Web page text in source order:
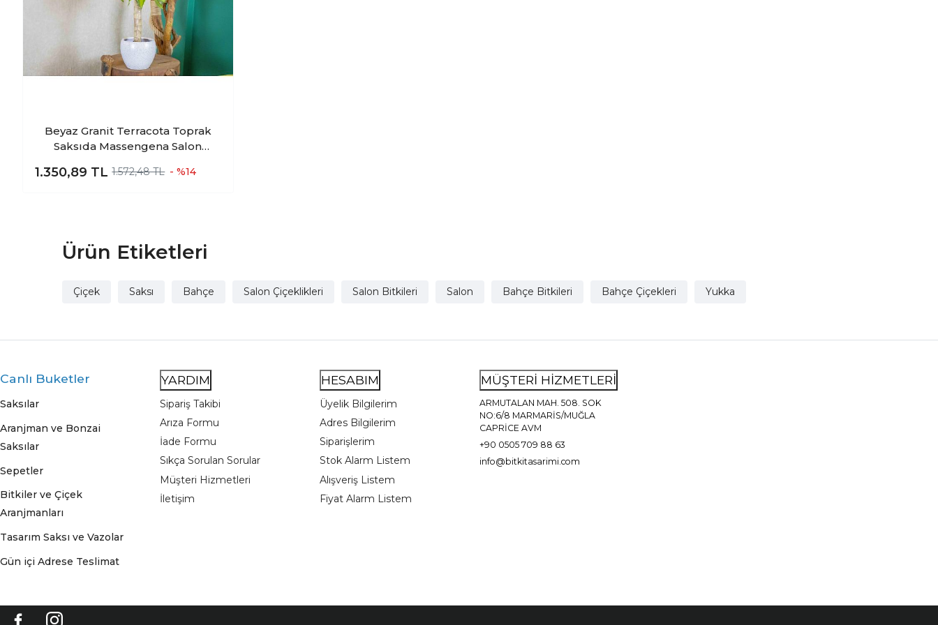
Beyaz Granit Terracota Toprak
Saksıda Massengena Salon
1.350,89 TL 1.572,48 TL - %14
Ürün Etiketleri
Çiçek Saksı Bahçe Salon Çiçeklikleri Salon Bitkileri Salon Bahçe Bitkileri Bahçe Çiçekleri Yukka
Canlı Buketler
Saksılar
Aranjman ve Bonzai
Saksılar
Sepetler
Bitkiler ve Çiçek
Aranjmanları
Tasarım Saksı ve Vazolar
Gün içi Adrese Teslimat
YARDIM
Sipariş Takibi
Arıza Formu
İade Formu
Sıkça Sorulan Sorular
Müşteri Hizmetleri
İletişim
HESABIM
Üyelik Bilgilerim
Adres Bilgilerim
Siparişlerim
Stok Alarm Listem
Alışveriş Listem
Fiyat Alarm Listem
MÜŞTERİ HİZMETLERİ
ARMUTALAN MAH. 508. SOK
NO:6/8 MARMARİS/MUĞLA
CAPRİCE AVM
+90 0505 709 88 63
info@bitkitasarimi.com